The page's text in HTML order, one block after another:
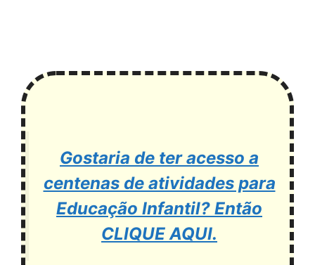
Gostaria de ter acesso a
centenas de atividades para
Educação Infantil? Então
CLIQUE AQUI.